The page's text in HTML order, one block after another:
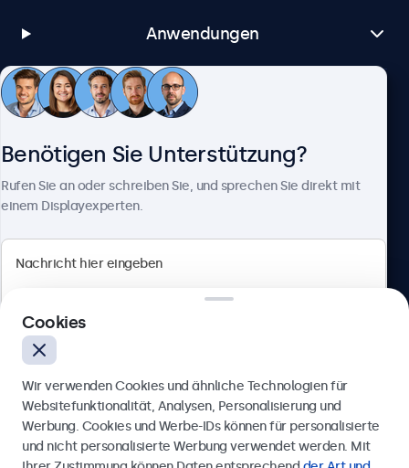
Anwendungen
Kundenservice
Berliner Allee 59, 40212 Düsseldorf, Deutschland
Deutsch
Benötigen Sie Unterstützung?
Rufen Sie an oder schreiben Sie, und sprechen Sie direkt mit
einem Displayexperten.
Anfrage senden
Cookies
Wir verwenden Cookies und ähnliche Technologien für
Websitefunktionalität, Analysen, Personalisierung und
Werbung. Cookies und Werbe-IDs können für personalisierte
und nicht personalisierte Werbung verwendet werden. Mit